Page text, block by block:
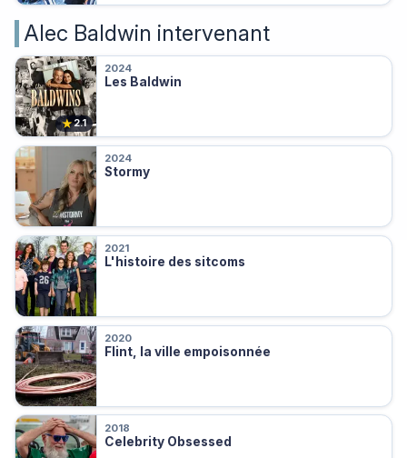
Alec Baldwin intervenant
★2.1
2024
Les Baldwin
2024
Stormy
2021
L'histoire des sitcoms
2020
Flint, la ville empoisonnée
2018
Celebrity Obsessed